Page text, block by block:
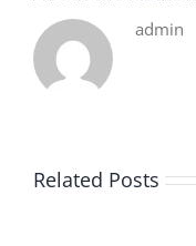
admin
Related Posts